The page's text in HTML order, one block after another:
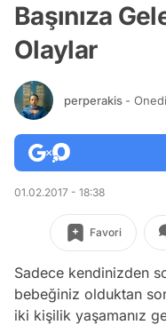
Başınıza
Olaylar
perperakis -
01.02.2017 - 18:38
Favori
Sadece kendinizden
bebeğiniz olduktan
iki kişilik yaşamanız